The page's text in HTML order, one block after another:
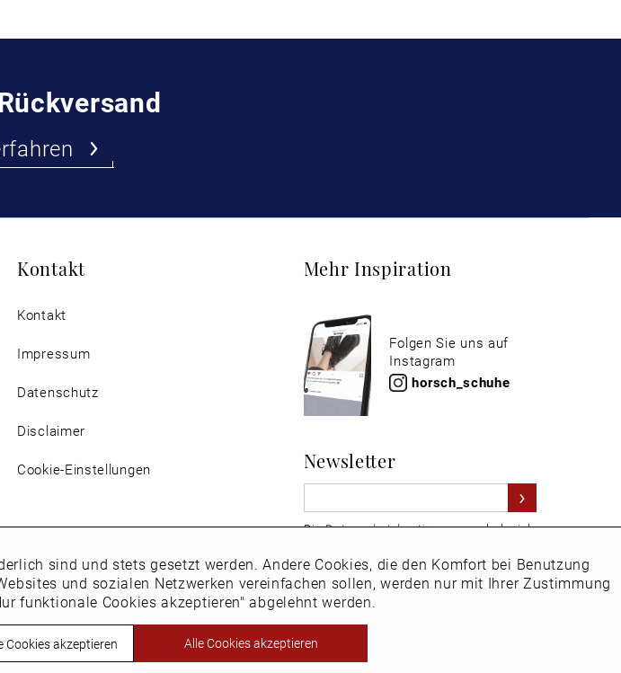
Kontakt
Kontakt
Impressum
Datenschutz
Disclaimer
Cookie-Einstellungen
Mehr Inspiration
Folgen Sie uns auf
Instagram
horsch_schuhe
Newsletter
DieDatenschutzbestimmungenhabe ich
Hiervom Newsletter abmelden.
widerrufen
des jeweiligen Lieferlandes. Nicht EU-Ausland steuerbefreit.
Aktiv
sind und stets gesetzt werden. Andere Cookies, die den Komfort bei Benutzung
und sozialen Netzwerken vereinfachen sollen, werden nur mit Ihrer Zustimmung
funktionale Cookies akzeptieren" abgelehnt werden.
Cookies akzeptieren Alle Cookies akzeptieren